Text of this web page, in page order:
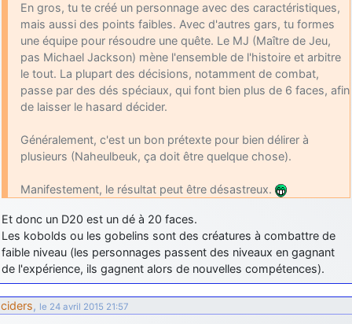
En gros, tu te créé un personnage avec des caractéristiques,
mais aussi des points faibles. Avec d'autres gars, tu formes
une équipe pour résoudre une quête. Le MJ (Maître de Jeu,
pas Michael Jackson) mène l'ensemble de l'histoire et arbitre
le tout. La plupart des décisions, notamment de combat,
passe par des dés spéciaux, qui font bien plus de 6 faces, afin
de laisser le hasard décider.
Généralement, c'est un bon prétexte pour bien délirer à
plusieurs (Naheulbeuk, ça doit être quelque chose).
Manifestement, le résultat peut être désastreux.
Et donc un D20 est un dé à 20 faces.
Les kobolds ou les gobelins sont des créatures à combattre de
faible niveau (les personnages passent des niveaux en gagnant
de l'expérience, ils gagnent alors de nouvelles compétences).
ciders, le 24 avril 2015 21:57